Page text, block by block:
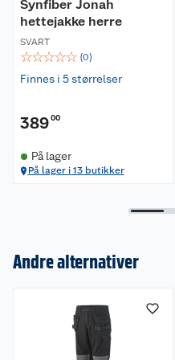
Materiale:
65% polyester, 35%
Passform:
Rette ben. Normal
Vaskeanvisning:
Vaskes på 40 grader på
Synfiber Jonah
hettejakke herre
SVART
☆☆☆☆☆ (0)
Finnes i 5 størrelser
38900
På lager
På lager i 13 butikker
Andre alternativer
Kundeservice
Kontakt oss
Nyheter
Våre merkevarer
Våre kjeder